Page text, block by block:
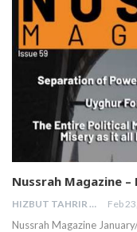
Nussrah Magazine
HIZBUT TAHRIR MALAYSIA Feb
Nussrah Magazine